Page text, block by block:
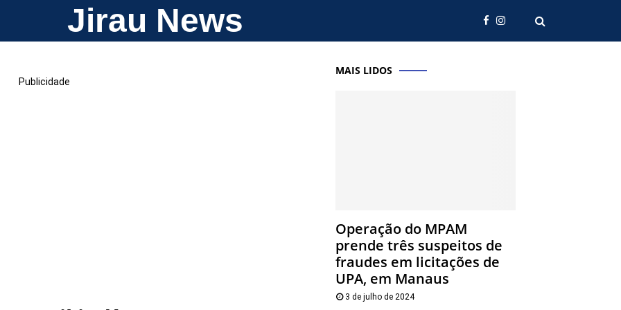
Jirau News
Publicidade
MAIS LIDOS
Operação do MPAM
prende três suspeitos de
fraudes em licitações de
UPA, em Manaus
3 de julho de 2024